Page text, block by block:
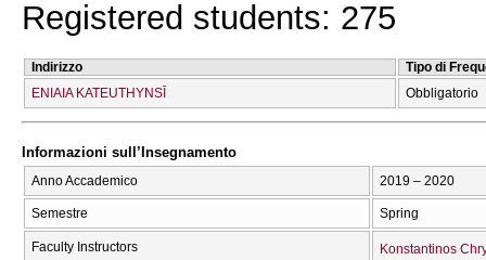
Registered students: 275
Indirizzo
Tipo di
ENIAIA KATEUTHYNSĪ
Obbligatorio
Informazioni sull’Insegnamento
Anno Accademico 2019 – 2020
Semestre Spring
Faculty Instructors Konstantinos